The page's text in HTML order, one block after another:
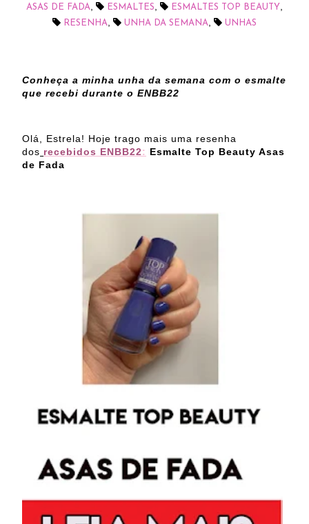
ASAS DE FADA, ESMALTES, ESMALTES TOP BEAUTY,
RESENHA, UNHA DA SEMANA, UNHAS
Conheça a minha unha da semana com o esmalte
que recebi durante o ENBB22
Olá, Estrela! Hoje trago mais uma resenha
dos recebidos ENBB22: Esmalte Top Beauty Asas
de Fada